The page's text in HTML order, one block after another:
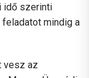
idő szerinti
mindig a
vesz az